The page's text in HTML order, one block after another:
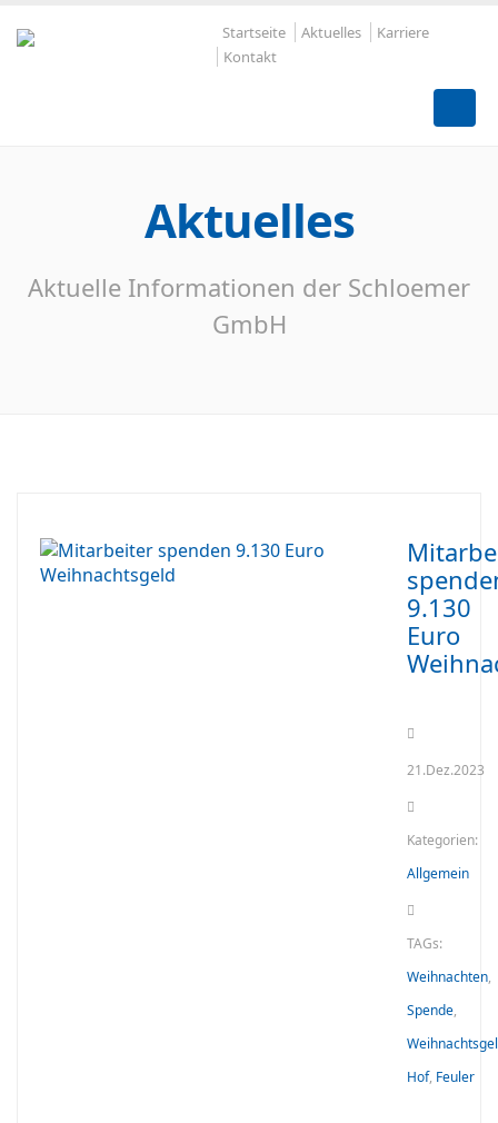
Startseite Aktuelles
Karriere
Kontakt
Aktuelles
Aktuelle Informationen der Schloemer
GmbH
9.130
Euro
21.Dez.2023
Kategorien:
Allgemein
TAGs:
Weihnachten,
Spende,
Hof, Feuler